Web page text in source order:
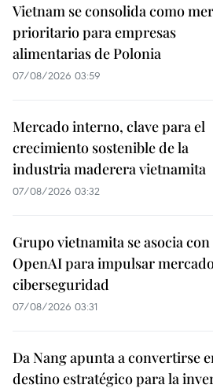
Vietnam se consolida como
prioritario para empresas
alimentarias de Polonia
07/08/2026 03:59
Mercado interno, clave para el
crecimiento sostenible de la
industria maderera vietnamita
07/08/2026 03:32
Grupo vietnamita se asocia con
OpenAI para impulsar
ciberseguridad
07/08/2026 03:31
Da Nang apunta a convertirse
destino estratégico para la